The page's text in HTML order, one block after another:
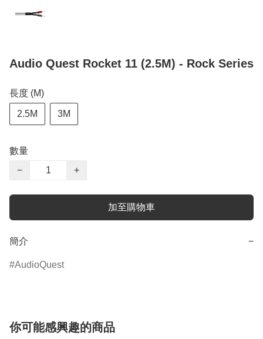
Audio Quest Rocket 11 (2.5M) - Rock Series
長度 (M)
2.5M 3M
數量
−
+
加至購物車
簡介 −
AudioQuest
你可能感興趣的商品